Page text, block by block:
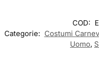
COD:
Categorie: Costumi
Uomo,